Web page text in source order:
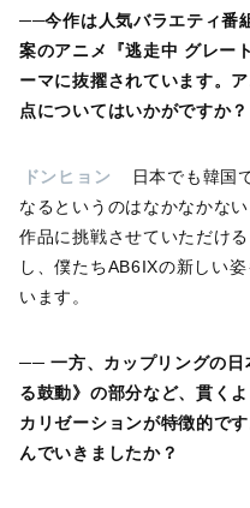
──今作は人気バラエティ
案のアニメ『逃走中 グレー
ーマに抜擢されています。
点についてはいかがですか？
ドンヒョン
日本でも韓国
なるというのはなかなかな
作品に挑戦させていただけ
し、僕たちAB6IXの新しい
います。
── 一方、カップリングの
る鼓動》の部分など、貫く
カリゼーションが特徴的で
んでいきましたか？